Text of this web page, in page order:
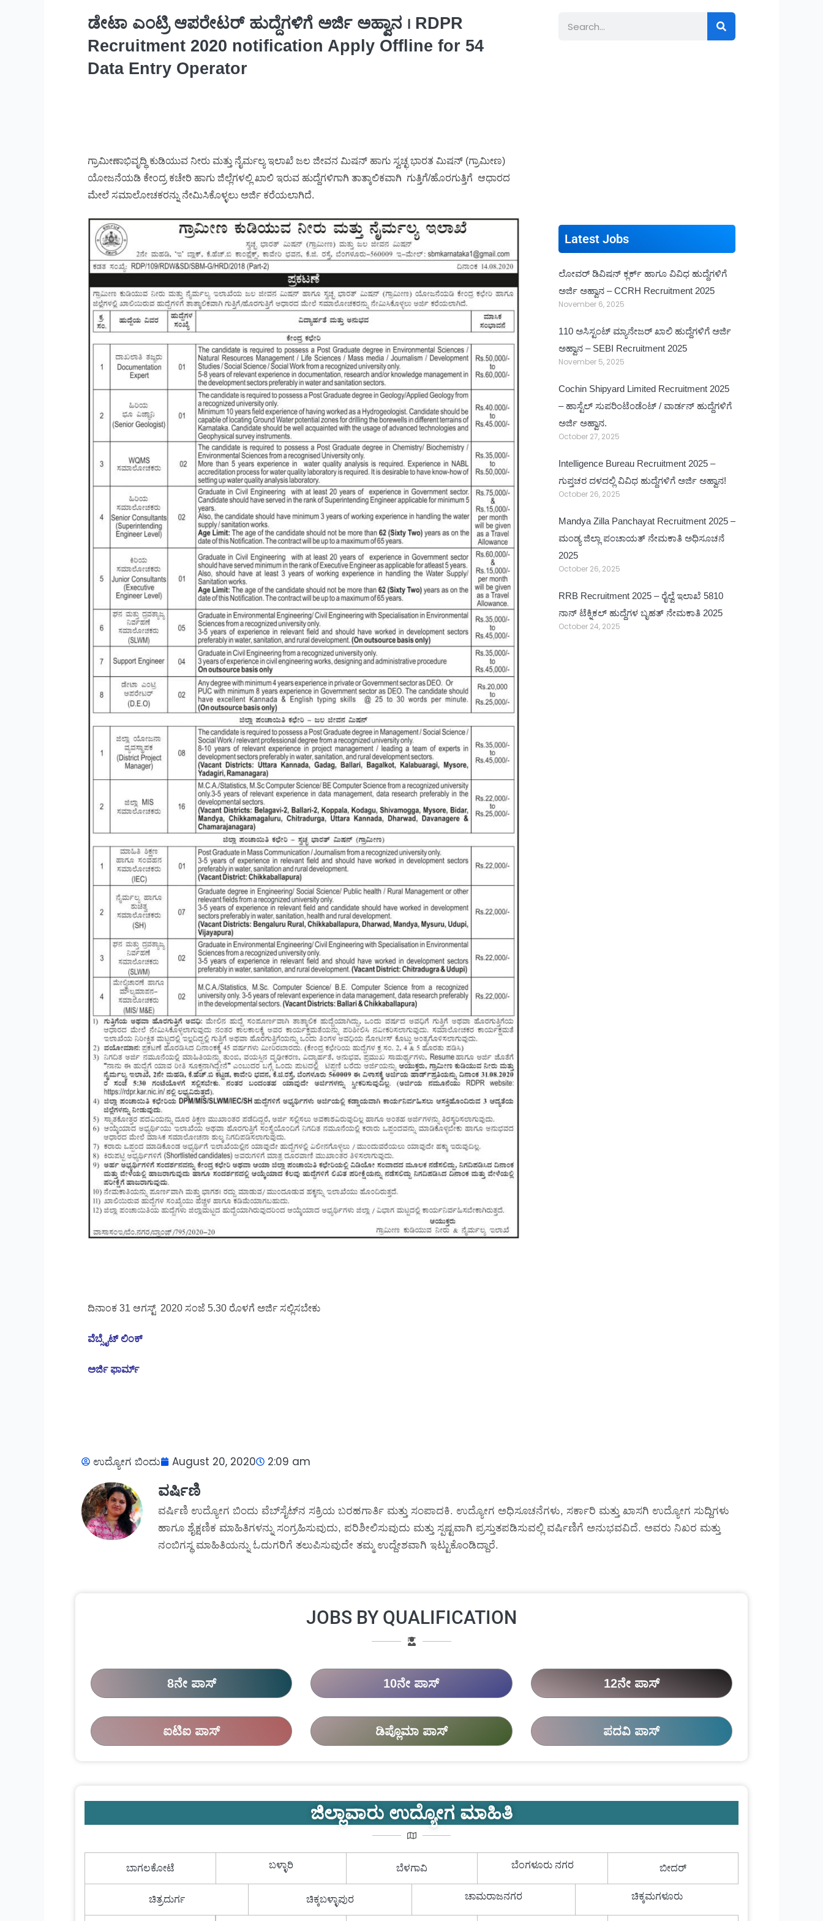
ಡೇಟಾ ಎಂಟ್ರಿ ಆಪರೇಟರ್ ಹುದ್ದೆಗಳಿಗೆ ಅರ್ಜಿ ಅಹ್ವಾನ । RDPR
Recruitment 2020 notification Apply Offline for 54
Data Entry Operator
ಗ್ರಾಮೀಣಾಭಿವೃದ್ಧಿ ಕುಡಿಯುವ ನೀರು ಮತ್ತು ನೈರ್ಮಲ್ಯ ಇಲಾಖೆ ಜಲ ಜೀವನ ಮಿಷನ್ ಹಾಗು ಸ್ವಚ್ಛ ಭಾರತ ಮಿಷನ್ (ಗ್ರಾಮೀಣ)
ಯೋಜನೆಯಡಿ ಕೇಂದ್ರ ಕಚೇರಿ ಹಾಗು ಜಿಲ್ಲೆಗಳಲ್ಲಿ ಖಾಲಿ ಇರುವ ಹುದ್ದೆಗಳಿಗಾಗಿ ತಾತ್ಕಾಲಿಕವಾಗಿ ಗುತ್ತಿಗೆ/ಹೊರಗುತ್ತಿಗೆ ಆಧಾರದ
ಮೇಲೆ ಸಮಾಲೋಚಕರನ್ನು ನೇಮಿಸಿಕೊಳ್ಳಲು ಅರ್ಜಿ ಕರೆಯಲಾಗಿದೆ.
ದಿನಾಂಕ 31 ಆಗಸ್ಟ್ 2020 ಸಂಜೆ 5.30 ರೊಳಗೆ ಅರ್ಜಿ ಸಲ್ಲಿಸಬೇಕು
ವೆಬ್ಸೈಟ್ ಲಿಂಕ್
ಅರ್ಜಿ ಫಾರ್ಮ್
Search
Latest Jobs
ಲೋವರ್ ಡಿವಿಷನ್ ಕ್ಲರ್ಕ್ ಹಾಗೂ ವಿವಿಧ ಹುದ್ದೆಗಳಿಗೆ
ಅರ್ಜಿ ಅಹ್ವಾನ – CCRH Recruitment 2025
November 6, 2025
110 ಅಸಿಸ್ಟಂಟ್ ಮ್ಯಾನೇಜರ್ ಖಾಲಿ ಹುದ್ದೆಗಳಿಗೆ ಅರ್ಜಿ
ಅಹ್ವಾನ – SEBI Recruitment 2025
November 5, 2025
Cochin Shipyard Limited Recruitment 2025
– ಹಾಸ್ಟೆಲ್ ಸುಪರಿಂಟೆಂಡೆಂಟ್ / ವಾರ್ಡನ್ ಹುದ್ದೆಗಳಿಗೆ
ಅರ್ಜಿ ಅಹ್ವಾನ.
October 27, 2025
Intelligence Bureau Recruitment 2025 –
ಗುಪ್ತಚರ ದಳದಲ್ಲಿ ವಿವಿಧ ಹುದ್ದೆಗಳಿಗೆ ಅರ್ಜಿ ಅಹ್ವಾನ!
October 26, 2025
Mandya Zilla Panchayat Recruitment 2025 –
ಮಂಡ್ಯ ಜಿಲ್ಲಾ ಪಂಚಾಯತ್ ನೇಮಕಾತಿ ಅಧಿಸೂಚನೆ
2025
October 26, 2025
RRB Recruitment 2025 – ರೈಲ್ವೆ ಇಲಾಖೆ 5810
ನಾನ್ ಟೆಕ್ನಿಕಲ್ ಹುದ್ದೆಗಳ ಬೃಹತ್ ನೇಮಕಾತಿ 2025
October 24, 2025
ಉದ್ಯೋಗ ಬಿಂದು August 20, 2020 2:09 am
ವರ್ಷಿಣಿ
ವರ್ಷಿಣಿ ಉದ್ಯೋಗ ಬಿಂದು ವೆಬ್‌ಸೈಟ್‌ನ ಸಕ್ರಿಯ ಬರಹಗಾರ್ತಿ ಮತ್ತು ಸಂಪಾದಕಿ. ಉದ್ಯೋಗ ಅಧಿಸೂಚನೆಗಳು, ಸರ್ಕಾರಿ ಮತ್ತು ಖಾಸಗಿ ಉದ್ಯೋಗ ಸುದ್ದಿಗಳು
ಹಾಗೂ ಶೈಕ್ಷಣಿಕ ಮಾಹಿತಿಗಳನ್ನು ಸಂಗ್ರಹಿಸುವುದು, ಪರಿಶೀಲಿಸುವುದು ಮತ್ತು ಸ್ಪಷ್ಟವಾಗಿ ಪ್ರಸ್ತುತಪಡಿಸುವಲ್ಲಿ ವರ್ಷಿಣಿಗೆ ಅನುಭವವಿದೆ. ಅವರು ನಿಖರ ಮತ್ತು
ನಂಬಿಗಸ್ಥ ಮಾಹಿತಿಯನ್ನು ಓದುಗರಿಗೆ ತಲುಪಿಸುವುದೇ ತಮ್ಮ ಉದ್ದೇಶವಾಗಿ ಇಟ್ಟುಕೊಂಡಿದ್ದಾರೆ.
JOBS BY QUALIFICATION
8ನೇ ಪಾಸ್ 10ನೇ ಪಾಸ್ 12ನೇ ಪಾಸ್
ಐಟಿಐ ಪಾಸ್ ಡಿಪ್ಲೊಮಾ ಪಾಸ್ ಪದವಿ ಪಾಸ್
ಜಿಲ್ಲಾವಾರು ಉದ್ಯೋಗ ಮಾಹಿತಿ
ಬಾಗಲಕೋಟೆ ಬಳ್ಳಾರಿ ಬೆಳಗಾವಿ ಬೆಂಗಳೂರು ನಗರ ಬೀದರ್
ಚಿತ್ರದುರ್ಗ ಚಿಕ್ಕಬಳ್ಳಾಪುರ ಚಾಮರಾಜನಗರ ಚಿಕ್ಕಮಗಳೂರು